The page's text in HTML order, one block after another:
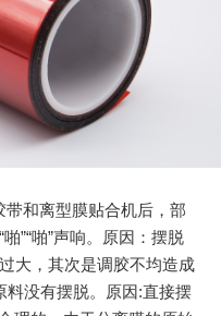
和离型膜贴合机后，部
”“啪”声响。原因：摆脱
大，其次是调胶不均造成
料没有摆脱。原因:直接摆